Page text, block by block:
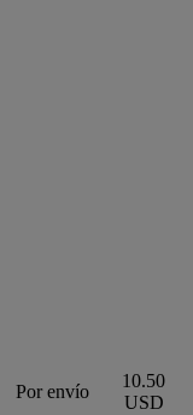
Por envío
10.50
USD